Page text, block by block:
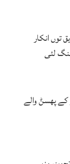
انکار
لئی
کے پھسݨ والے